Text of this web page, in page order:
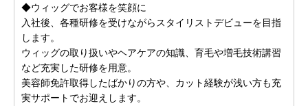
◆ウィッグでお客様を笑顔に
入社後、各種研修を受けながらスタイリストデビューを目指
します。
ウィッグの取り扱いやヘアケアの知識、育毛や増毛技術講習
など充実した研修を用意。
美容師免許取得したばかりの方や、カット経験が浅い方も充
実サポートでお迎えします。